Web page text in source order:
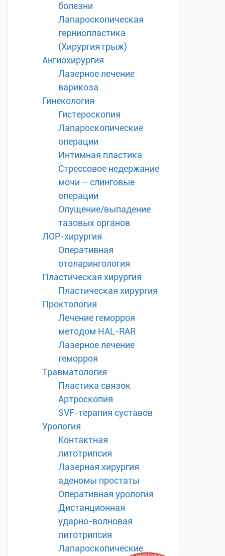
болезни
Лапароскопическая
герниопластика
(Хирургия грыж)
Ангиохирургия
Лазерное лечение
варикоза
Гинекология
Гистероскопия
Лапароскопические
операции
Интимная пластика
Стрессовое недержание
мочи – слинговые
операции
Опущение/выпадение
тазовых органов
ЛОР-хирургия
Оперативная
отоларингология
Пластическая хирургия
Пластическая хирургия
Проктология
Лечение геморроя
методом HAL-RAR
Лазерное лечение
геморроя
Травматология
Пластика связок
Артроскопия
SVF-терапия суставов
Урология
Контактная
литотрипсия
Лазерная хирургия
аденомы простаты
Оперативная урология
Дистанционная
ударно-волновая
литотрипсия
Лапароскопические